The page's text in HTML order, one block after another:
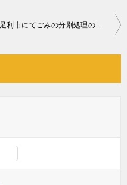
足利市にてごみの分別処理のご依頼 お客様の声